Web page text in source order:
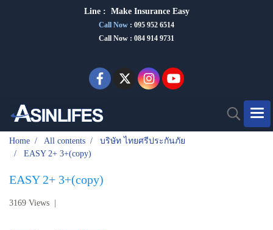
Line : Make Insurance Easy
Call Now : 095 952 6514
Call Now : 084 914 9731
Home All contents
บริษัท ไทยศรีประกันภัย
EASY 2+ 3+(copy)
EASY 2+ 3+(copy)
3169 Views